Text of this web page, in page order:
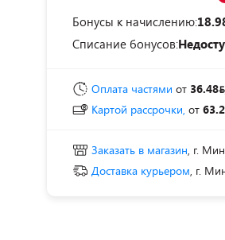
Бонусы к начислению:
Списание бонусов:
Оплата частями от 36.48
Картой рассрочки, от
Заказать в магазин, г.
Доставка курьером, г.